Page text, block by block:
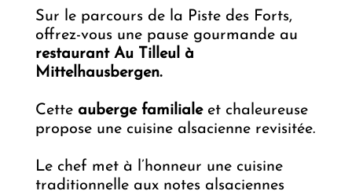
Sur le parcours de la Piste des Forts,
offrez-vous une pause gourmande au
restaurant Au Tilleul à
Mittelhausbergen.
Cette auberge familialeet chaleureuse
propose une cuisine alsacienne revisitée.
Le chef met à l’honneur une cuisine
traditionnelle aux notes alsaciennes